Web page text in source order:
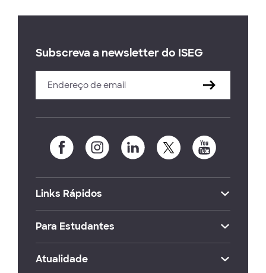
Subscreva a newsletter do ISEG
Links Rápidos
Para Estudantes
Atualidade